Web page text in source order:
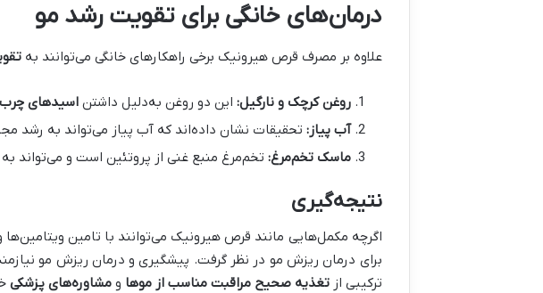
درمان‌های خانگی برای تقویت رشد مو
علاوه بر مصرف قرص هیرونیک برخی راهکارهای خانگی می‌توانند به
روغن کرچک و نارگیل: این دو روغن به‌دلیل داشتناسیدهای چرب
آب پیاز: تحقیقات نشان داده‌اند که آب پیاز می‌تواند به رشد
ماسک تخم‌مرغ: تخم‌مرغ منبع غنی از پروتئین است و می‌تواند
نتیجه‌گیری
اگرچه مکمل‌هایی مانند قرص هیرونیک می‌توانند با تامین
برای درمان ریزش مو در نظر گرفت. پیشگیری و درمان ریزش مو
ترکیبی ازتغذیه صحیح مراقبت مناسب از موها ومشاوره‌های پزشکی